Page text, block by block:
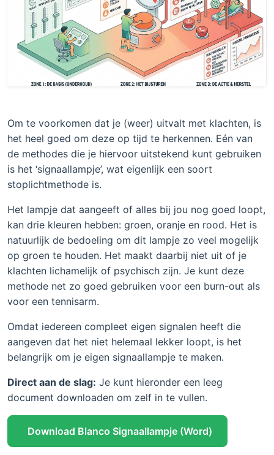
Om te voorkomen dat je (weer) uitvalt met klachten, is
het heel goed om deze op tijd te herkennen. Eén van
de methodes die je hiervoor uitstekend kunt gebruiken
is het ‘signaallampje’, wat eigenlijk een soort
stoplichtmethode is.
Het lampje dat aangeeft of alles bij jou nog goed loopt,
kan drie kleuren hebben: groen, oranje en rood. Het is
natuurlijk de bedoeling om dit lampje zo veel mogelijk
op groen te houden. Het maakt daarbij niet uit of je
klachten lichamelijk of psychisch zijn. Je kunt deze
methode net zo goed gebruiken voor een burn-out als
voor een tennisarm.
Omdat iedereen compleet eigen signalen heeft die
aangeven dat het niet helemaal lekker loopt, is het
belangrijk om je eigen signaallampje te maken.
Direct aan de slag: Je kunt hieronder een leeg
document downloaden om zelf in te vullen.
Download Blanco Signaallampje (Word)